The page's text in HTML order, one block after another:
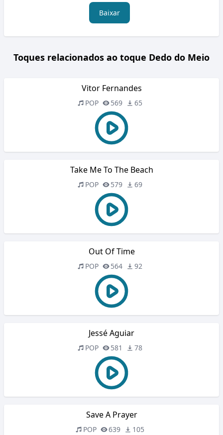
Baixar
Toques relacionados ao toque Dedo do Meio
Vitor Fernandes
POP 569 65
Take Me To The Beach
POP 579 69
Out Of Time
POP 564 92
Jessé Aguiar
POP 581 78
Save A Prayer
POP 639 105